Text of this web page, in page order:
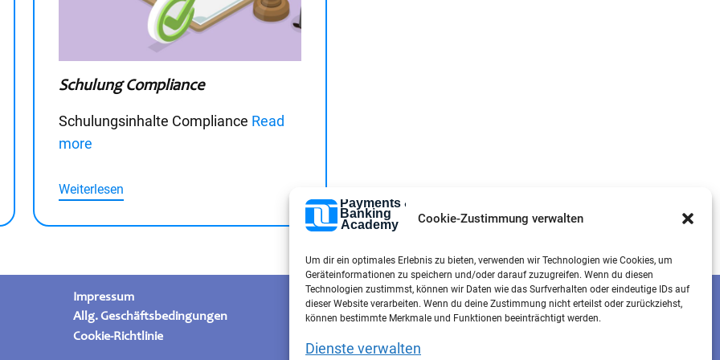
Cookie-Zustimmung verwalten
Um dir ein optimales Erlebnis zu bieten, verwenden wir Technologien wie Cookies, um
Geräteinformationen zu speichern und/oder darauf zuzugreifen. Wenn du diesen
Technologien zustimmst, können wir Daten wie das Surfverhalten oder eindeutige IDs auf
dieser Website verarbeiten. Wenn du deine Zustimmung nicht erteilst oder zurückziehst,
können bestimmte Merkmale und Funktionen beeinträchtigt werden.
Dienste verwalten
Schulung Compliance
Schulungsinhalte Compliance Read
more
Weiterlesen
Impressum
Allg. Geschäftsbedingungen
Cookie-Richtlinie
Datenschutz
Kontaktformular